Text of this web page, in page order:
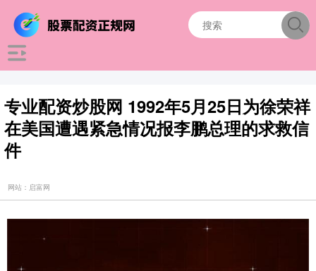
专业配资炒股网 1992年5月25日为徐荣祥
在美国遭遇紧急情况报李鹏总理的求救信
件
网站：启富网